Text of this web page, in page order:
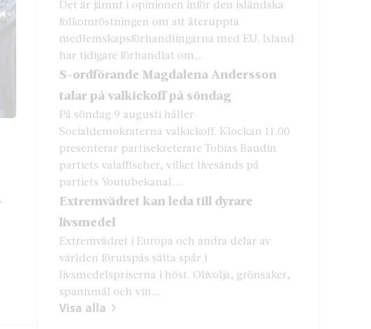
Det är jämnt i opinionen inför den isländska
folkomröstningen om att återuppta
medlemskapsförhandlingarna med EU. Island
har tidigare förhandlat om...
S-ordförande Magdalena Andersson
talar på valkickoff på söndag
På söndag 9 augusti håller
Socialdemokraterna valkickoff. Klockan 11.00
presenterar partisekreterare Tobias Baudin
partiets valaffischer, vilket livesänds på
partiets Youtubekanal....
Extremvädret kan leda till dyrare
livsmedel
Extremvädret i Europa och andra delar av
världen förutspås sätta spår i
livsmedelspriserna i höst. Olivolja, grönsaker,
spannmål och vin...
Visa alla